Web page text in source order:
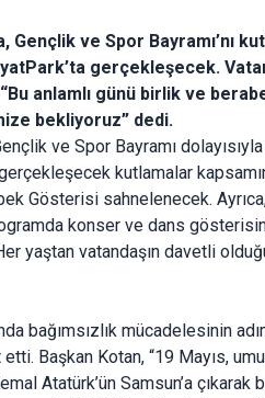
ve Spor Bayramı’nı
gerçekleşecek.
anlamlı günü birlik ve
bekliyoruz” dedi.
ve Spor Bayramı
kutlamalar
Gösterisi sahnelenecek.
konser ve dans
yaştan vatandaşın davetli
bağımsızlık mücadelesinin
Başkan Kotan, “19 Mayıs,
Atatürk’ün Samsun’a çıkarak